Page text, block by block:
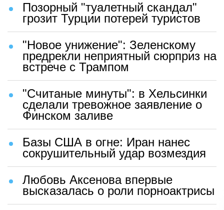
Позорный "туалетный скандал"
грозит Турции потерей туристов
"Новое унижение": Зеленскому
предрекли неприятный сюрприз на
встрече с Трампом
"Считаные минуты": в Хельсинки
сделали тревожное заявление о
Финском заливе
Базы США в огне: Иран нанес
сокрушительный удар возмездия
Любовь Аксенова впервые
высказалась о роли порноактрисы